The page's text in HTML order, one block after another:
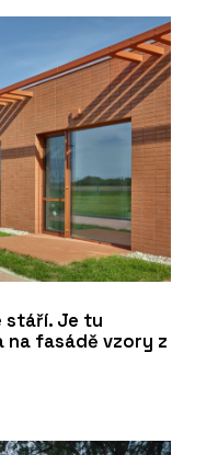
stáří. Je tu
na fasádě vzory z